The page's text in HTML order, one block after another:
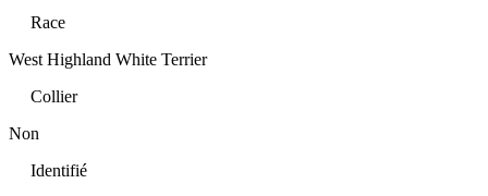
Race
West Highland White Terrier
Collier
Non
Identifié